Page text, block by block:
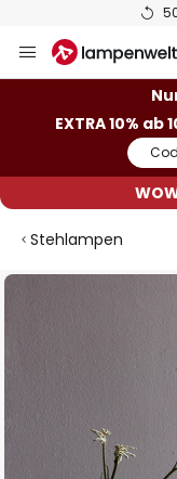
Inhalt
EXTRA 10% ab
Stehlampen
Zum
der
Bildgalerie
springen